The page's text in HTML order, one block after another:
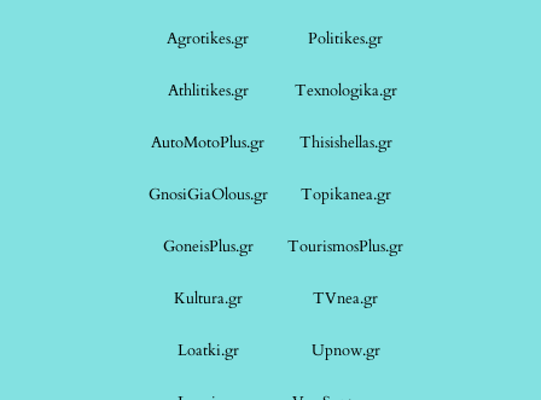
Agrotikes.gr Politikes.gr
Athlitikes.gr Texnologika.gr
AutoMotoPlus.gr Thisishellas.gr
GnosiGiaOlous.gr Topikanea.gr
GoneisPlus.gr TourismosPlus.gr
Kultura.gr TVnea.gr
Loatki.gr Upnow.gr